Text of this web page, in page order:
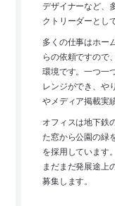
デザイナーなど、
クトリーダーとし
多くの仕事はホー
らの依頼ですので
環境です。一つ一
レンジができ、や
やメディア掲載実
オフィスは地下鉄
た窓から公園の緑
を採用しています。
まだまだ発展途上
募集します。